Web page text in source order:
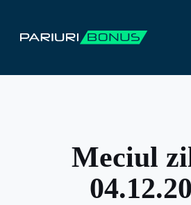
conținut
Meciul